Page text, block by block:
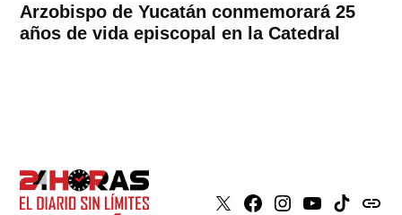
Arzobispo de Yucatán conmemorará 25
años de vida episcopal en la Catedral
X Faceboook
Instagram
YoutubeTiktokissuu